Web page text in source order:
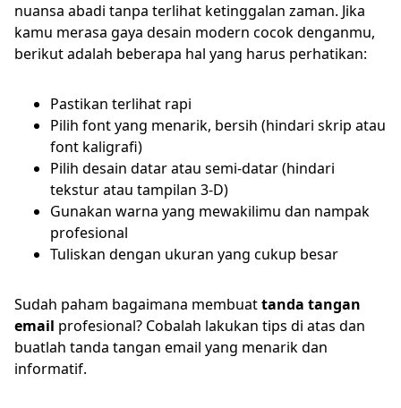
nuansa abadi tanpa terlihat ketinggalan zaman. Jika
kamu merasa gaya desain modern cocok denganmu,
berikut adalah beberapa hal yang harus perhatikan:
Pastikan terlihat rapi
Pilih font yang menarik, bersih (hindari skrip atau
font kaligrafi)
Pilih desain datar atau semi-datar (hindari
tekstur atau tampilan 3-D)
Gunakan warna yang mewakilimu dan nampak
profesional
Tuliskan dengan ukuran yang cukup besar
Sudah paham bagaimana membuattanda tangan
email profesional? Cobalah lakukan tips di atas dan
buatlah tanda tangan email yang menarik dan
informatif.